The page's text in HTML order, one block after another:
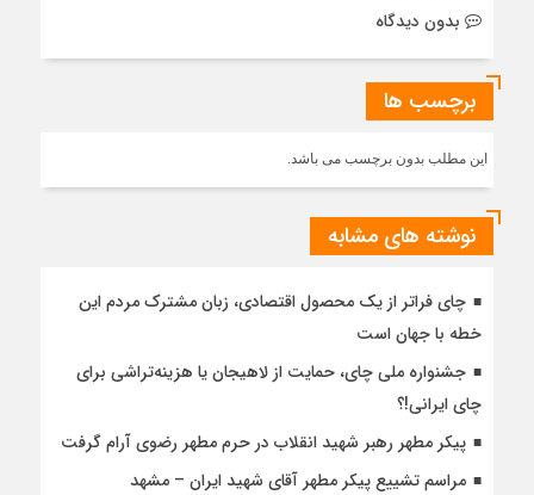
بدون دیدگاه
برچسب ها
این مطلب بدون برچسب می باشد.
نوشته های مشابه
چای فراتر از یک محصول اقتصادی، زبان مشترک مردم این
خطه با جهان است
جشنواره ملی چای، حمایت از لاهیجان یا هزینه‌تراشی برای
چای ایرانی!؟
پیکر مطهر رهبر شهید انقلاب در حرم مطهر رضوی آرام گرفت
مراسم تشییع پیکر مطهر آقای شهید ایران – مشهد